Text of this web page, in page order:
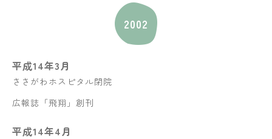
2002
平成14年3月
ささがわホスピタル閉院
広報誌「飛翔」創刊
平成14年4月